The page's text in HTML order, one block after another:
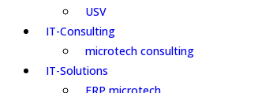
USV
IT-Consulting
microtech consulting
IT-Solutions